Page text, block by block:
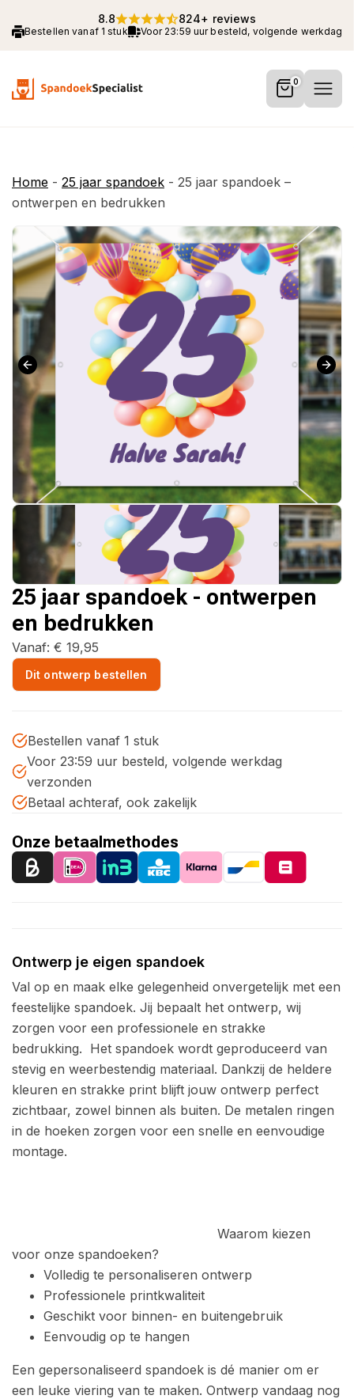
Bestellen vanaf 1 stuk Voor 23:59 uur besteld, volgende werkdag
8.8 824+ reviews
0
Home - 25 jaar spandoek - 25 jaar spandoek –
ontwerpen en bedrukken
25 jaar spandoek - ontwerpen
en bedrukken
Vanaf: € 19,95
Dit ontwerp bestellen
Bestellen vanaf 1 stuk
Voor 23:59 uur besteld, volgende werkdag
verzonden
Betaal achteraf, ook zakelijk
Onze betaalmethodes
Ontwerp je eigen spandoek
Val op en maak elke gelegenheid onvergetelijk met een
feestelijke spandoek. Jij bepaalt het ontwerp, wij
zorgen voor een professionele en strakke
bedrukking. Het spandoek wordt geproduceerd van
stevig en weerbestendig materiaal. Dankzij de heldere
kleuren en strakke print blijft jouw ontwerp perfect
zichtbaar, zowel binnen als buiten. De metalen ringen
in de hoeken zorgen voor een snelle en eenvoudige
montage.
Waarom kiezen
voor onze spandoeken?
Volledig te personaliseren ontwerp
Professionele printkwaliteit
Geschikt voor binnen- en buitengebruik
Eenvoudig op te hangen
Een gepersonaliseerd spandoek is dé manier om er
een leuke viering van te maken. Ontwerp vandaag nog